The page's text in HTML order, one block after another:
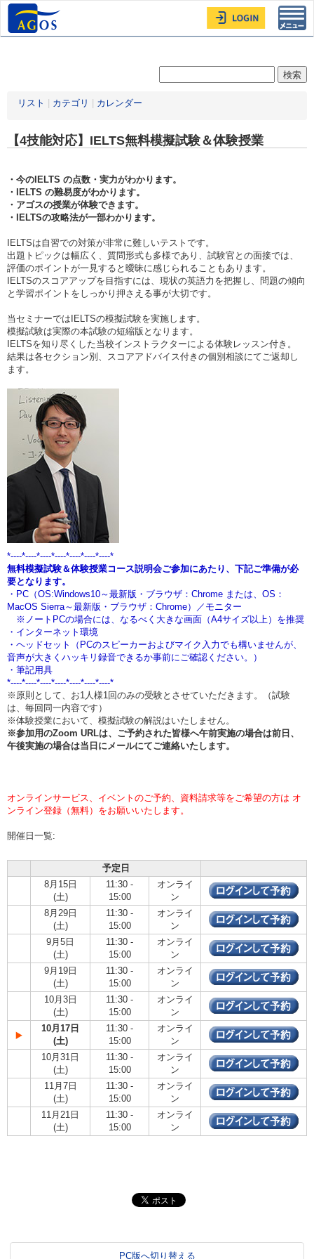
リスト カテゴリ カレンダー
【4技能対応】IELTS無料模擬試験＆体験授業
・今のIELTS の点数・実力がわかります。
・IELTS の難易度がわかります。
・アゴスの授業が体験できます。
・IELTSの攻略法が一部わかります。
IELTSは自習での対策が非常に難しいテストです。
出題トピックは幅広く、質問形式も多様であり、試験官との面接では、
評価のポイントが一見すると曖昧に感じられることもあります。
IELTSのスコアアップを目指すには、現状の英語力を把握し、問題の傾向
と学習ポイントをしっかり押さえる事が大切です。
当セミナーではIELTSの模擬試験を実施します。
模擬試験は実際の本試験の短縮版となります。
IELTSを知り尽くした当校インストラクターによる体験レッスン付き。
結果は各セクション別、スコアアドバイス付きの個別相談にてご返却し
ます。
*----*----*----*----*----*----*----*
無料模擬試験＆体験授業コース説明会ご参加にあたり、下記ご準備が必
要となります。
・PC（OS:Windows10～最新版・ブラウザ：Chrome または、OS：
MacOS Sierra～最新版・ブラウザ：Chrome）／モニター
※ノートPCの場合には、なるべく大きな画面（A4サイズ以上）を推奨
・インターネット環境
・ヘッドセット（PCのスピーカーおよびマイク入力でも構いませんが、
音声が大きくハッキリ録音できるか事前にご確認ください。）
・筆記用具
*----*----*----*----*----*----*----*
※原則として、お1人様1回のみの受験とさせていただきます。（試験
は、毎回同一内容です）
※体験授業において、模擬試験の解説はいたしません。
※参加用のZoom URLは、ご予約された皆様へ午前実施の場合は前日、
午後実施の場合は当日 にメールにてご連絡いたします。
オンラインサービス、イベントのご予約、資料請求等をご希望の方は オ
ンライン登録（無料）をお願いいたします。
開催日一覧:
予定日
8月15日
(土)
11:30 -
15:00
オンライ
ン
8月29日
(土)
11:30 -
15:00
オンライ
ン
9月5日
(土)
11:30 -
15:00
オンライ
ン
9月19日
(土)
11:30 -
15:00
オンライ
ン
10月3日
(土)
11:30 -
15:00
オンライ
ン
10月17日
(土)
11:30 -
15:00
オンライ
ン
10月31日
(土)
11:30 -
15:00
オンライ
ン
11月7日
(土)
11:30 -
15:00
オンライ
ン
11月21日
(土)
11:30 -
15:00
オンライ
ン
PC版へ切り替える